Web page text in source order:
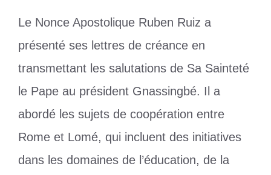
Le Nonce Apostolique Ruben Ruiz a
présenté ses lettres de créance en
transmettant les salutations de Sa Sainteté
le Pape au président Gnassingbé. Il a
abordé les sujets de coopération entre
Rome et Lomé, qui incluent des initiatives
dans les domaines de l’éducation, de la